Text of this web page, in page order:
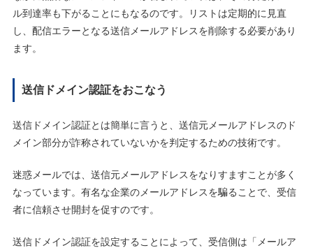
ル到達率も下がることにもなるのです。リストは定期的に見直
し、配信エラーとなる送信メールアドレスを削除する必要があり
ます。
送信ドメイン認証をおこなう
送信ドメイン認証とは簡単に言うと、送信元メールアドレスのド
メイン部分が詐称されていないかを判定するための技術です。
迷惑メールでは、送信元メールアドレスをなりすますことが多く
なっています。有名な企業のメールアドレスを騙ることで、受信
者に信頼させ開封を促すのです。
送信ドメイン認証を設定することによって、受信側は「メールア